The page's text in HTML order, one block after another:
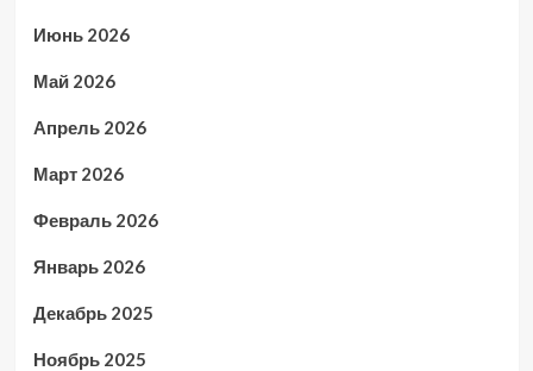
Июнь 2026
Май 2026
Апрель 2026
Март 2026
Февраль 2026
Январь 2026
Декабрь 2025
Ноябрь 2025